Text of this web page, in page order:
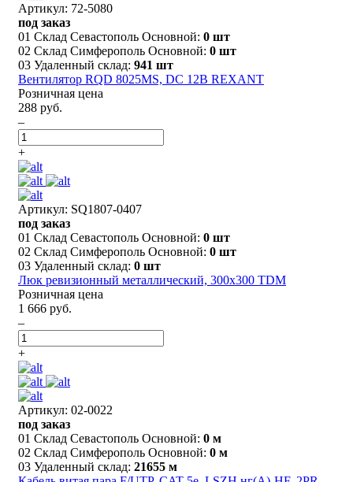
Артикул: 72-5080
под заказ
01 Склад Севастополь Основной: 0 шт
02 Склад Симферополь Основной: 0 шт
03 Удаленный склад: 941 шт
Вентилятор RQD 8025MS, DC 12В REXANT
Розничная цена
288 руб.
–
+
Артикул: SQ1807-0407
под заказ
01 Склад Севастополь Основной: 0 шт
02 Склад Симферополь Основной: 0 шт
03 Удаленный склад: 0 шт
Люк ревизионный металлический, 300х300 TDM
Розничная цена
1 666 руб.
–
+
Артикул: 02-0022
под заказ
01 Склад Севастополь Основной: 0 м
02 Склад Симферополь Основной: 0 м
03 Удаленный склад: 21655 м